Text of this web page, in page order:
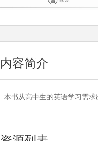
内容简介
本书从高中生的英语学习需求